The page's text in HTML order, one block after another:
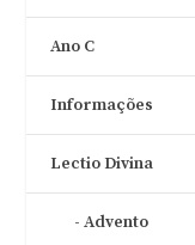
Ano C
Informações
Lectio Divina
Advento